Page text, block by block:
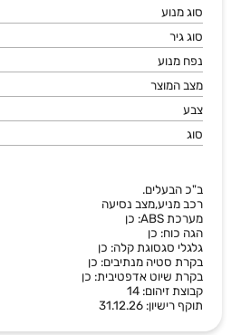
סוג מנוע
סוג גיר
נפח מנוע
מצב המוצר
צבע
סוג
ב"כ הבעלים.
רכב מניע,מצב נסיעה
מערכת ABS: כן
הגה כוח: כן
גלגלי סגסוגת קלה: כן
בקרת סטיה מנתיבים: כן
בקרת שיוט אדפטיבית: כן
קבוצת זיהום: 14
תוקף רישיון: 31.12.26